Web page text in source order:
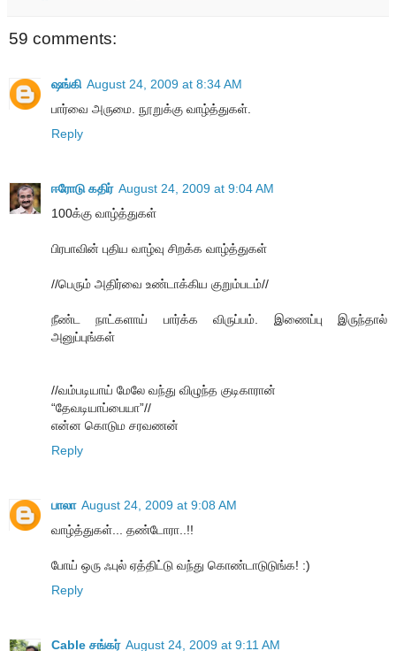
59 comments:
ஷங்கி August 24, 2009 at 8:34 AM
பார்வை அருமை. நூறுக்கு வாழ்த்துகள்.
Reply
ஈரோடு கதிர் August 24, 2009 at 9:04 AM
100க்கு வாழ்த்துகள்
பிரபாவின் புதிய வாழ்வு சிறக்க வாழ்த்துகள்
//பெரும் அதிர்வை உண்டாக்கிய குறும்படம்//
நீண்ட நாட்களாய் பார்க்க விருப்பம். இணைப்பு இருந்தால்
அனுப்புங்கள்
//வம்படியாய் மேலே வந்து விழுந்த குடிகாரான்
“தேவடியாப்பையா”//
என்ன கொடும சரவணன்
Reply
பாலா August 24, 2009 at 9:08 AM
வாழ்த்துகள்... தண்டோரா..!!
போய் ஒரு ஃபுல் ஏத்திட்டு வந்து கொண்டாடுடுங்க! :)
Reply
Cable சங்கர் August 24, 2009 at 9:11 AM